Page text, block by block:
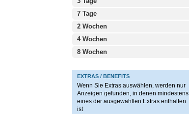
7 Tage
2 Wochen
4 Wochen
8 Wochen
EXTRAS / BENEFITS
Wenn Sie Extras auswählen, werden nur
Anzeigen gefunden, in denen mindestens
eines der ausgewählten Extras enthalten
ist